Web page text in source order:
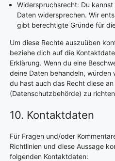
Widerspruchsrecht: Du
Daten widersprechen. Wir
gibt berechtigte Gründe für
Um diese Rechte auszuüben
beziehe dich auf die
Erklärung. Wenn du eine
deine Daten behandeln, würden
du hast auch das Recht diese
(Datenschutzbehörde) zu
10. Kontaktdaten
Für Fragen und/oder
Richtlinien und diese Aussage
folgenden Kontaktdaten: